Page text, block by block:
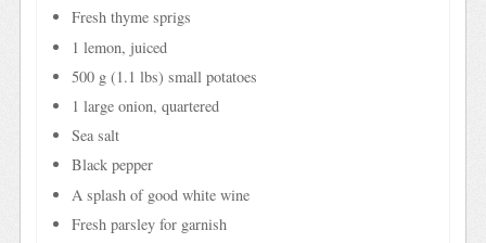
Fresh thyme sprigs
1 lemon, juiced
500 g (1.1 lbs) small potatoes
1 large onion, quartered
Sea salt
Black pepper
A splash of good white wine
Fresh parsley for garnish